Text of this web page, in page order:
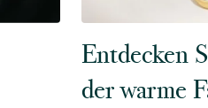
Entdecken
der warme